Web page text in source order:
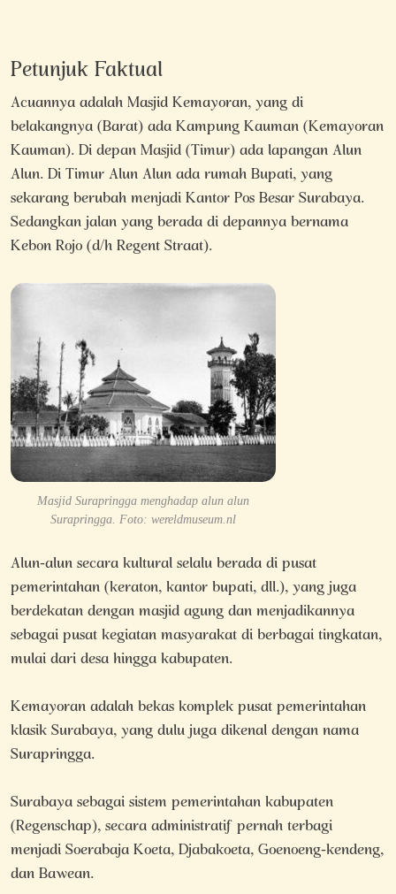
Petunjuk Faktual
Acuannya adalah Masjid Kemayoran, yang di
belakangnya (Barat) ada Kampung Kauman (Kemayoran
Kauman). Di depan Masjid (Timur) ada lapangan Alun
Alun. Di Timur Alun Alun ada rumah Bupati, yang
sekarang berubah menjadi Kantor Pos Besar Surabaya.
Sedangkan jalan yang berada di depannya bernama
Kebon Rojo (d/h Regent Straat).
Masjid Surapringga menghadap alun alun
Surapringga. Foto: wereldmuseum.nl
Alun-alun secara kultural selalu berada di pusat
pemerintahan (keraton, kantor bupati, dll.), yang juga
berdekatan dengan masjid agung dan menjadikannya
sebagai pusat kegiatan masyarakat di berbagai tingkatan,
mulai dari desa hingga kabupaten.
Kemayoran adalah bekas komplek pusat pemerintahan
klasik Surabaya, yang dulu juga dikenal dengan nama
Surapringga.
Surabaya sebagai sistem pemerintahan kabupaten
(Regenschap), secara administratif pernah terbagi
menjadi Soerabaja Koeta, Djabakoeta, Goenoeng-kendeng,
dan Bawean.